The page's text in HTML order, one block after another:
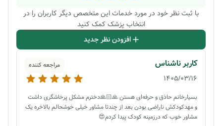
با ثبت نظر خود در مورد خدمات این متخصص دیگر کاربران را در
انتخاب پزشک کمک کنید
افزودن نظر جدید
کاربر ناشناس مراجعه کننده
1405/03/16
بسیارخانم حاذق و حرفه‌ای هستن 🙏🏻🙏دخترم مشکل پرخاشگری داشت
و مهدکودکش ناراضی بودن بعد از چندتا مشاور خیلی خوشحالم بالاخره یک
مشاور خوب که درزمینه کودک پیدا کردم😍